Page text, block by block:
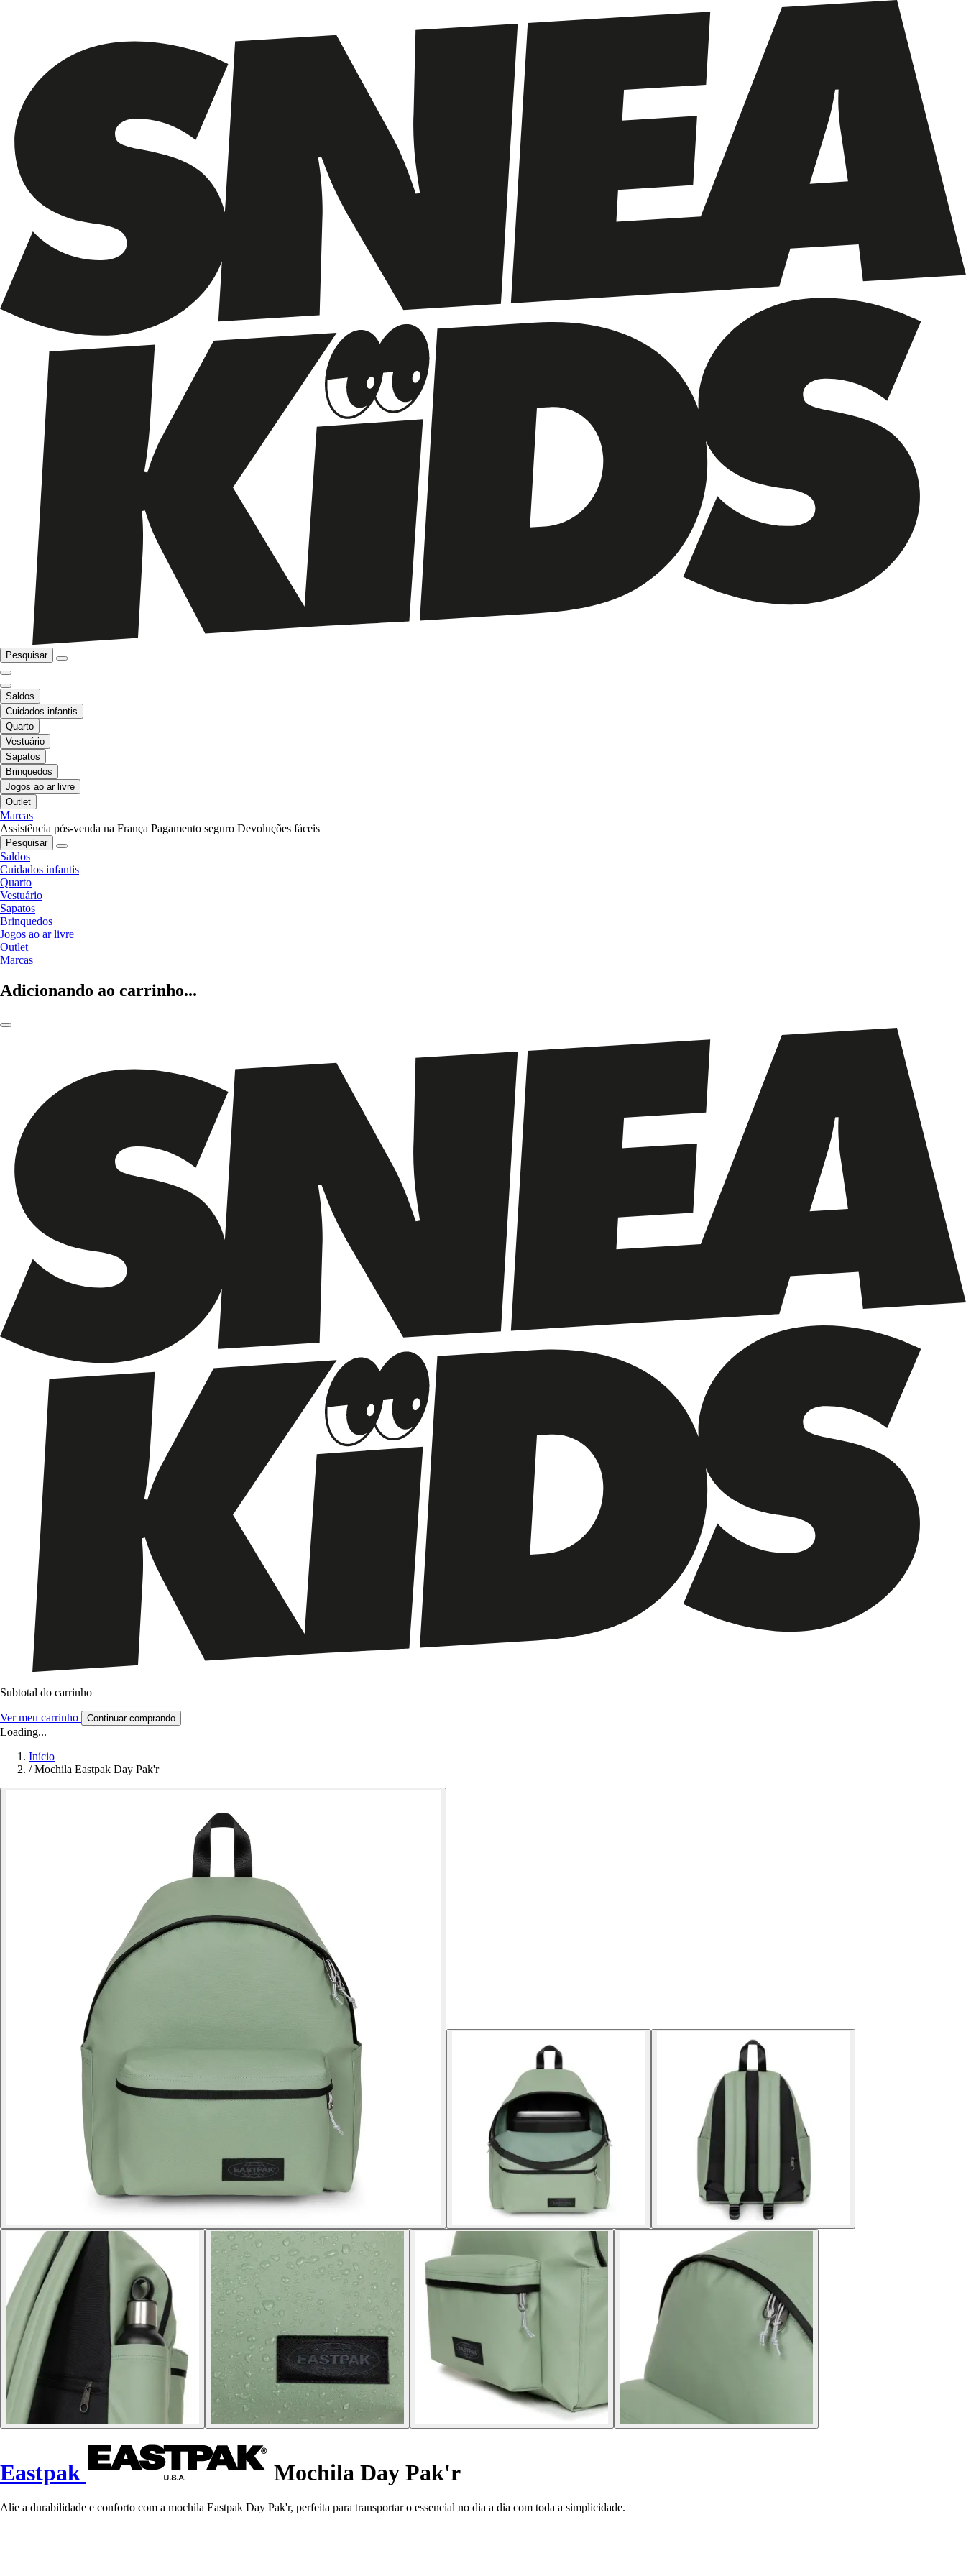
Pesquisar
Saldos
Cuidados infantis
Quarto
Vestuário
Sapatos
Brinquedos
Jogos ao ar livre
Outlet
Marcas
Assistência pós-venda na França Pagamento seguro Devoluções fáceis
Pesquisar
Saldos
Cuidados infantis
Quarto
Vestuário
Sapatos
Brinquedos
Jogos ao ar livre
Outlet
Marcas
Adicionando ao carrinho...
Subtotal do carrinho
Ver meu carrinho Continuar comprando
Loading...
Início
/ Mochila Eastpak Day Pak'r
Eastpak Mochila Day Pak'r
Alie a durabilidade e conforto com a mochila Eastpak Day Pak'r, perfeita para transportar o essencial no dia a dia com toda a simplicidade.